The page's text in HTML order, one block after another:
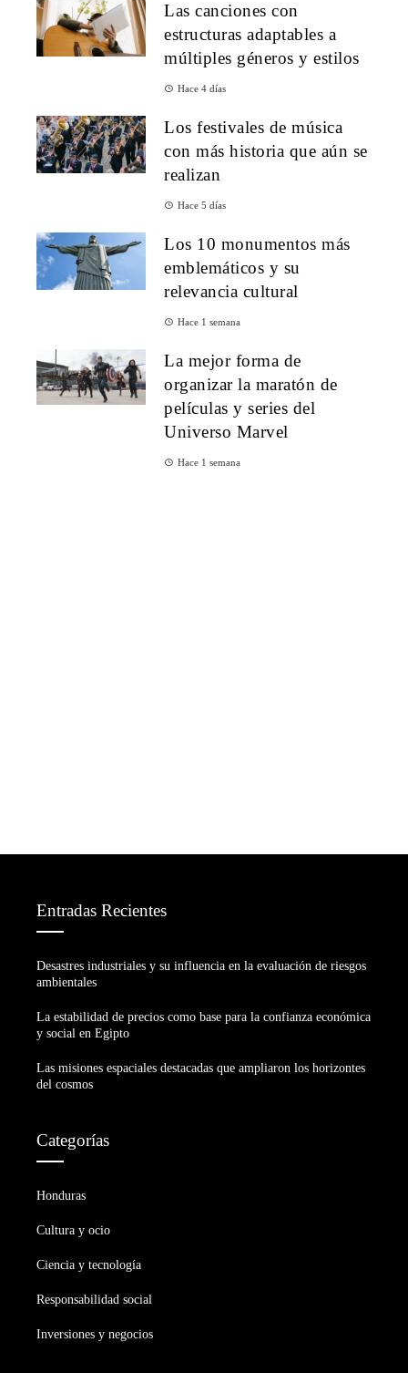
Las canciones con
estructuras adaptables a
múltiples géneros y estilos
Hace 4 días
Los festivales de música
con más historia que aún se
realizan
Hace 5 días
Los 10 monumentos más
emblemáticos y su
relevancia cultural
Hace 1 semana
La mejor forma de
organizar la maratón de
películas y series del
Universo Marvel
Hace 1 semana
Entradas Recientes
Desastres industriales y su influencia en la evaluación de riesgos
ambientales
La estabilidad de precios como base para la confianza económica
y social en Egipto
Las misiones espaciales destacadas que ampliaron los horizontes
del cosmos
Categorías
Honduras
Cultura y ocio
Ciencia y tecnología
Responsabilidad social
Inversiones y negocios